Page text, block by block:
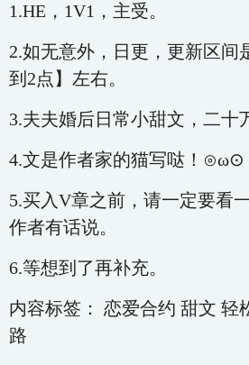
1.HE，1V1，主受。
2.如无意外，日更，更新区间
到2点】左右。
3.夫夫婚后日常小甜文，二十
4.文是作者家的猫写哒！⊙ω⊙
5.买入V章之前，请一定要看
作者有话说。
6.等想到了再补充。
内容标签： 恋爱合约 甜文 轻
路